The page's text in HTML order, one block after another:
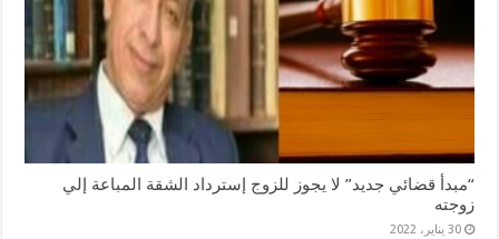
“مبدأ قضائي جديد” لا يجوز للزوج إسترداد الشقة المباعة إلي
زوجته
30 يناير، 2022